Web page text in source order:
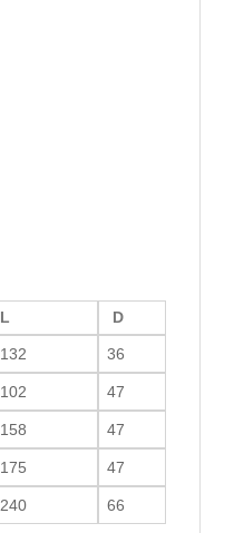
L D
132 36
102 47
158 47
175 47
240 66